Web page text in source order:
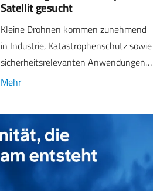
Satellit gesucht
Kleine Drohnen kommen zunehmend
in Industrie, Katastrophenschutz sowie
sicherheitsrelevanten Anwendungen…
Mehr